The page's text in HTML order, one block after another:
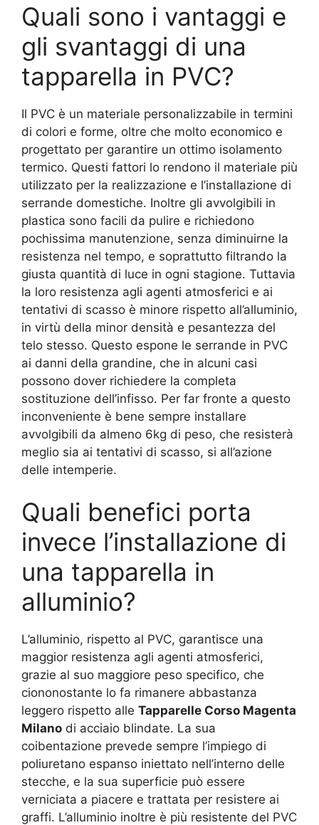
Quali sono i vantaggi e
gli svantaggi di una
tapparella in PVC?
Il PVC è un materiale personalizzabile in termini
di colori e forme, oltre che molto economico e
progettato per garantire un ottimo isolamento
termico. Questi fattori lo rendono il materiale più
utilizzato per la realizzazione e l’installazione di
serrande domestiche. Inoltre gli avvolgibili in
plastica sono facili da pulire e richiedono
pochissima manutenzione, senza diminuirne la
resistenza nel tempo, e soprattutto filtrando la
giusta quantità di luce in ogni stagione. Tuttavia
la loro resistenza agli agenti atmosferici e ai
tentativi di scasso è minore rispetto all’alluminio,
in virtù della minor densità e pesantezza del
telo stesso. Questo espone le serrande in PVC
ai danni della grandine, che in alcuni casi
possono dover richiedere la completa
sostituzione dell’infisso. Per far fronte a questo
inconveniente è bene sempre installare
avvolgibili da almeno 6kg di peso, che resisterà
meglio sia ai tentativi di scasso, si all’azione
delle intemperie.
Quali benefici porta
invece l’installazione di
una tapparella in
alluminio?
L’alluminio, rispetto al PVC, garantisce una
maggior resistenza agli agenti atmosferici,
grazie al suo maggiore peso specifico, che
ciononostante lo fa rimanere abbastanza
leggero rispetto alle Tapparelle Corso Magenta
Milano di acciaio blindate. La sua
coibentazione prevede sempre l’impiego di
poliuretano espanso iniettato nell’interno delle
stecche, e la sua superficie può essere
verniciata a piacere e trattata per resistere ai
graffi. L’alluminio inoltre è più resistente del PVC